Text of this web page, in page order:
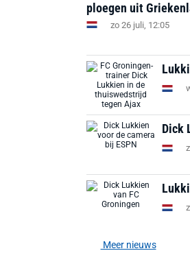
ploegen uit
zo 26 juli, 12:05
Dick
Meer nieuws